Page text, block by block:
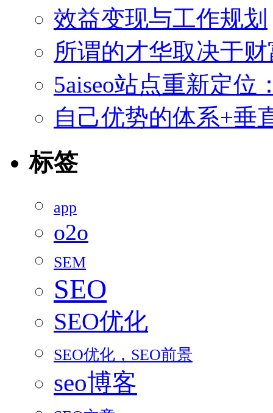
效益变现与工作规划
所谓的才华取决于
5aiseo站点重新定位
自己优势的体系+垂
标签
app
o2o
SEM
SEO
SEO优化
SEO优化，SEO前景
seo博客